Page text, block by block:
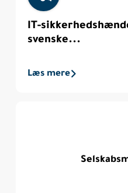
IT-
svenske...
Læs mere